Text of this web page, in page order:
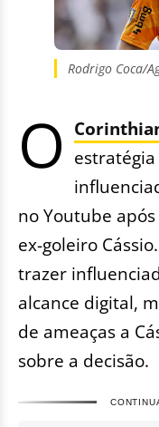
Rodrigo Coca/
O
no Youtube
ex-goleiro
trazer
alcance digital,
de ameaças a
sobre a decisão.